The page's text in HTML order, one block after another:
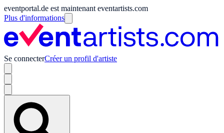
eventportal.de est maintenant eventartists.com
Plus d'informations
Se connecterCréer un profil d'artiste